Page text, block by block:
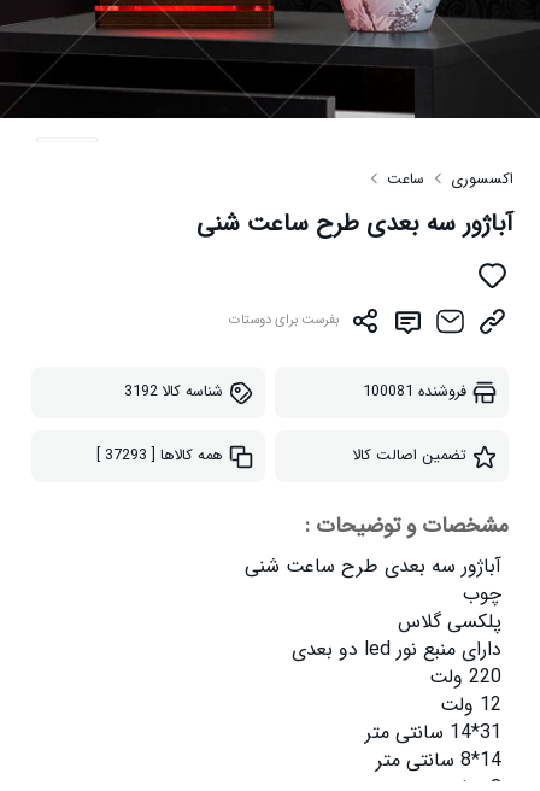
اکسسوری ساعت
آباژور سه بعدی طرح ساعت شنی
بفرست برای دوستات
فروشنده 100081 شناسه کالا3192
تضمین اصالت کالا همه کالاها [ 37293 ]
مشخصات و توضیحات :